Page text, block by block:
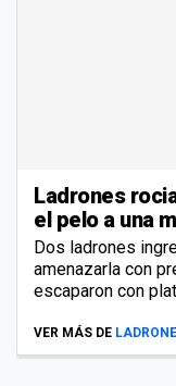
Ladrones
el pelo a una
Dos ladrones
amenazarla con
escaparon con
VER MÁS DE